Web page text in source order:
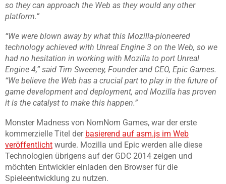
so they can approach the Web as they would any other
platform.”
“We were blown away by what this Mozilla-pioneered
technology achieved with Unreal Engine 3 on the Web, so we
had no hesitation in working with Mozilla to port Unreal
Engine 4,” said Tim Sweeney, Founder and CEO, Epic Games.
“We believe the Web has a crucial part to play in the future of
game development and deployment, and Mozilla has proven
it is the catalyst to make this happen.”
Monster Madness von NomNom Games, war der erste
kommerzielle Titel der basierend auf asm.js im Web
veröffentlicht wurde. Mozilla und Epic werden alle diese
Technologien übrigens auf der GDC 2014 zeigen und
möchten Entwickler einladen den Browser für die
Spieleentwicklung zu nutzen.